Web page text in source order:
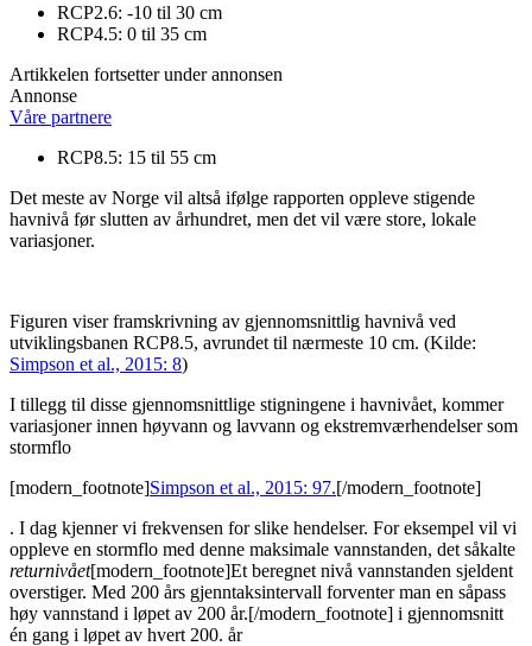
RCP2.6: -10 til 30 cm
RCP4.5: 0 til 35 cm
Artikkelen fortsetter under annonsen
Annonse
Våre partnere
RCP8.5: 15 til 55 cm
Det meste av Norge vil altså ifølge rapporten oppleve stigende
havnivå før slutten av århundret, men det vil være store, lokale
variasjoner.
Figuren viser framskrivning av gjennomsnittlig havnivå ved
utviklingsbanen RCP8.5, avrundet til nærmeste 10 cm. (Kilde:
Simpson et al., 2015: 8)
I tillegg til disse gjennomsnittlige stigningene i havnivået, kommer
variasjoner innen høyvann og lavvann og ekstremværhendelser som
stormflo
[modern_footnote]Simpson et al., 2015: 97.[/modern_footnote]
. I dag kjenner vi frekvensen for slike hendelser. For eksempel vil vi
oppleve en stormflo med denne maksimale vannstanden, det såkalte
returnivået[modern_footnote]Et beregnet nivå vannstanden sjeldent
overstiger. Med 200 års gjenntaksintervall forventer man en såpass
høy vannstand i løpet av 200 år.[/modern_footnote] i gjennomsnitt
én gang i løpet av hvert 200. år